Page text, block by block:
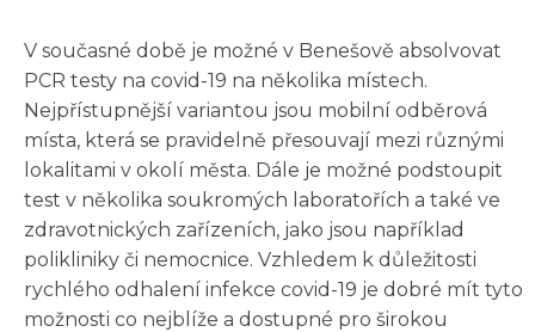
V současné době je možné v Benešově absolvovat
PCR testy na covid-19 na několika místech.
Nejpřístupnější variantou jsou mobilní odběrová
místa, která se pravidelně přesouvají mezi různými
lokalitami v okolí města. Dále je možné podstoupit
test v několika soukromých laboratořích a také ve
zdravotnických zařízeních, jako jsou například
polikliniky či nemocnice. Vzhledem k důležitosti
rychlého odhalení infekce covid-19 je dobré mít tyto
možnosti co nejblíže a dostupné pro širokou